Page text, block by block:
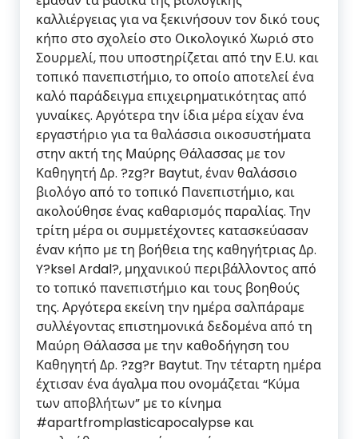
καλλιέργειας για να ξεκινήσουν τον δικό τους
κήπο στο σχολείο στο Οικολογικό Χωριό στο
Σουρμελί, που υποστηρίζεται από την Ε.U. και
τοπικό πανεπιστήμιο, το οποίο αποτελεί ένα
καλό παράδειγμα επιχειρηματικότητας από
γυναίκες. Αργότερα την ίδια μέρα είχαν ένα
εργαστήριο για τα θαλάσσια οικοσυστήματα
στην ακτή της Μαύρης Θάλασσας με τον
Καθηγητή Δρ. ?zg?r Baytut, έναν θαλάσσιο
βιολόγο από το τοπικό Πανεπιστήμιο, και
ακολούθησε ένας καθαρισμός παραλίας. Την
τρίτη μέρα οι συμμετέχοντες κατασκεύασαν
έναν κήπο με τη βοήθεια της καθηγήτριας Δρ.
Y?ksel Ardal?, μηχανικού περιβάλλοντος από
το τοπικό πανεπιστήμιο και τους βοηθούς
της. Αργότερα εκείνη την ημέρα σαλπάραμε
συλλέγοντας επιστημονικά δεδομένα από τη
Μαύρη Θάλασσα με την καθοδήγηση του
Καθηγητή Δρ. ?zg?r Baytut. Την τέταρτη ημέρα
έχτισαν ένα άγαλμα που ονομάζεται “Κύμα
των αποβλήτων” με το κίνημα
#apartfromplasticapocalypse και